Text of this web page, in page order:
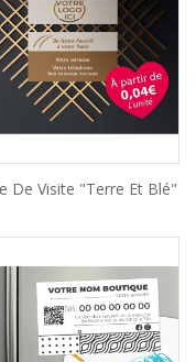
De Visite "Terre Et Blé"